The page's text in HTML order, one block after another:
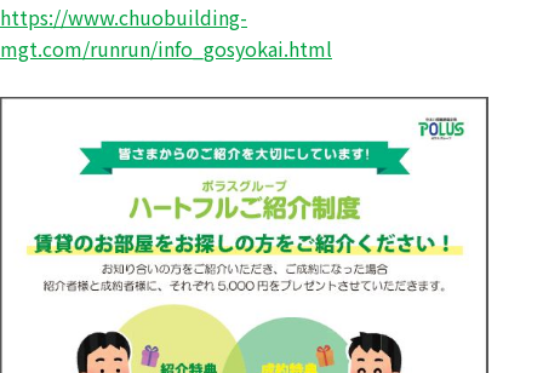
https://www.chuobuilding-
mgt.com/runrun/info_gosyokai.html